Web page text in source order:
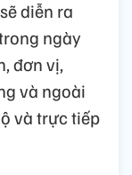
diễn ra
ngày
đơn vị,
và ngoài
và trực tiếp